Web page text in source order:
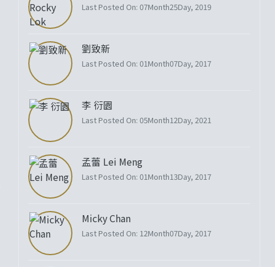
Last Posted On: 07Month25Day, 2019
劉致新
Last Posted On: 01Month07Day, 2017
李 衍園
Last Posted On: 05Month12Day, 2021
孟蕾 Lei Meng
Last Posted On: 01Month13Day, 2017
Micky Chan
Last Posted On: 12Month07Day, 2017